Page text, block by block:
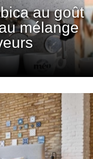
au goût
mélange